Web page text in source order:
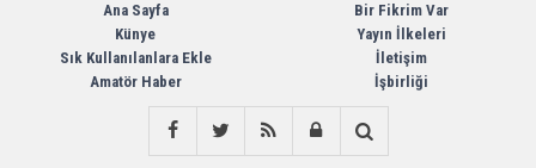
Ana Sayfa
Künye
Sık Kullanılanlara Ekle
Amatör Haber
Bir Fikrim Var
Yayın İlkeleri
İletişim
İşbirliği